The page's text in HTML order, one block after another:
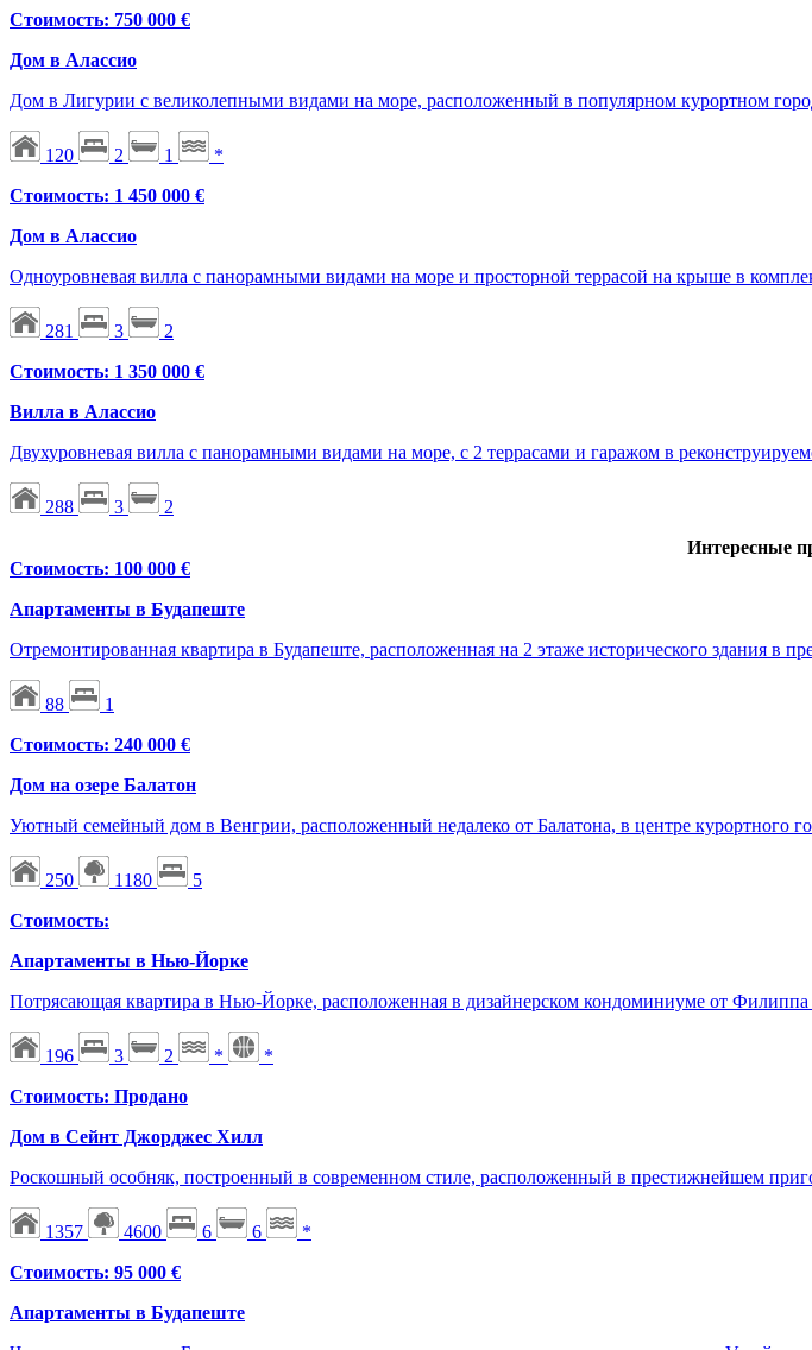
Стоимость: 750 000 €
Дом в Алассио
Дом в Лигурии с великолепными видами на море, расположенный в популярном курортном
120 2 1
*
Стоимость: 1 450 000 €
Дом в Алассио
Одноуровневая вилла с панорамными видами на море и просторной террасой на крыше в
281 3
2
Стоимость: 1 350 000 €
Вилла в Алассио
Двухуровневая вилла с панорамными видами на море, с 2 террасами и гаражом в
288 3
2
Интересные
Стоимость: 100 000 €
Апартаменты в Будапеште
Отремонтированная квартира в Будапеште, расположенная на 2 этаже исторического здания в
88
1
Стоимость: 240 000 €
Дом на озере Балатон
Уютный семейный дом в Венгрии, расположенный недалеко от Балатона, в центре курортного
250 1180
5
Стоимость:
Апартаменты в Нью-Йорке
Потрясающая квартира в Нью-Йорке, расположенная в дизайнерском кондоминиуме от
196 3 2 *
*
Стоимость: Продано
Дом в Сейнт Джорджес Хилл
Роскошный особняк, построенный в современном стиле, расположенный в престижнейшем
1357 4600 6 6
*
Стоимость: 95 000 €
Апартаменты в Будапеште